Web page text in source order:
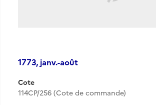
1773, janv.-août
Cote
114CP/256 (Cote de commande)